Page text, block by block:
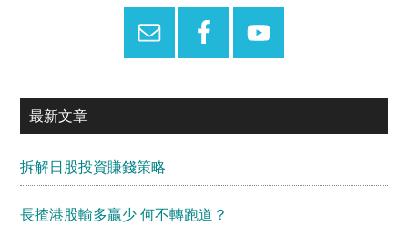
最新文章
拆解日股投資賺錢策略
長揸港股輸多贏少 何不轉跑道？